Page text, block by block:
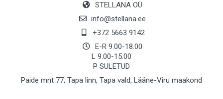
STELLANA OÜ
info@stellana.ee
+372 5663 9142
E-R 9.00-18.00
L 9.00-15.00
P SULETUD
Paide mnt 77, Tapa linn, Tapa vald, Lääne-Viru maakond